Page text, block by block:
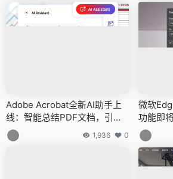
Adobe Acrobat全新AI助手上
线：智能总结PDF文档，引领
文档交互新革命
1,936 0
微软
功能即
畅享全